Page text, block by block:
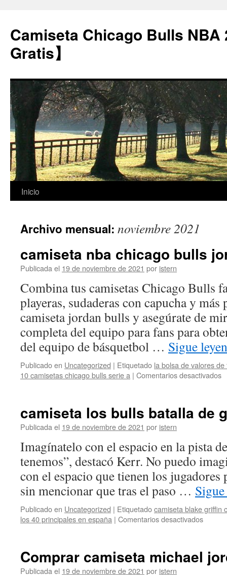
Camiseta Chicago Bulls NBA
Gratis】
Saltar
contenido
Inicio
Archivo mensual: noviembre 2021
camiseta nba chicago bulls
Publicada el 19 de noviembre de 2021 por istern
Combina tus camisetas Chicago Bulls
playeras, sudaderas con capucha y
camiseta jordan bulls y asegúrate de
completa del equipo para fans para
del equipo de básquetbol … Sigue
Publicado en Uncategorized | Etiquetado la bolsa de valores
10 camisetas chicago bulls serie a | Comentarios desactivados
camiseta los bulls batalla de
Publicada el 19 de noviembre de 2021 por istern
Imagínatelo con el espacio en la pista
tenemos”, destacó Kerr. No puedo
con el espacio que tienen los jugadores
sin mencionar que tras el paso …
Publicado en Uncategorized | Etiquetadocamiseta blake griffin
los 40 principales en españa | Comentarios desactivadosen
batalla
de
Comprar camiseta michael
Publicada el 19 de noviembre de 2021 por istern